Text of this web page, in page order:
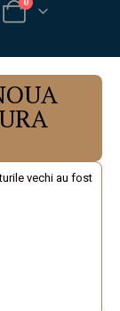
vechi au fost